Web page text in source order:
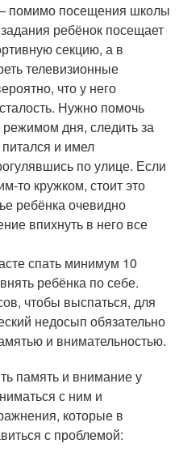
помимо посещения школы
ребёнок посещает
секцию, а в
телевизионные
что у него
Нужно помочь
режимом дня, следить за
и имел
по улице. Если
то кружком, стоит это
ребёнка очевидно
впихнуть в него все
спать минимум 10
ребёнка по себе.
чтобы выспаться, для
недосып обязательно
и внимательностью.
память и внимание у
с ним и
которые в
с проблемой: